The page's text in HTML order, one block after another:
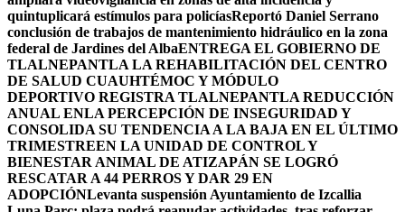
quintuplicará estímulos para policíasReportó Daniel Serrano
conclusión de trabajos de mantenimiento hidráulico en la zona
federal de Jardines del AlbaENTREGA EL GOBIERNO DE
TLALNEPANTLA LA REHABILITACIÓN DEL CENTRO
DE SALUD CUAUHTÉMOC Y MÓDULO
DEPORTIVO REGISTRA TLALNEPANTLA REDUCCIÓN
ANUAL ENLA PERCEPCIÓN DE INSEGURIDAD Y
CONSOLIDA SU TENDENCIA A LA BAJA EN EL ÚLTIMO
TRIMESTREEN LA UNIDAD DE CONTROL Y
BIENESTAR ANIMAL DE ATIZAPÁN SE LOGRÓ
RESCATAR A 44 PERROS Y DAR 29 EN
ADOPCIÓNLevanta suspensión Ayuntamiento de Izcallia